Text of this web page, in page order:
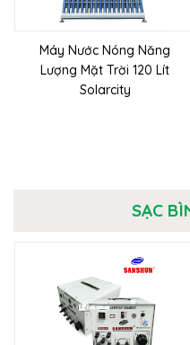
Máy Nước Nóng Năng
Lượng Mặt Trời 120 Lít
Solarcity
SẠC